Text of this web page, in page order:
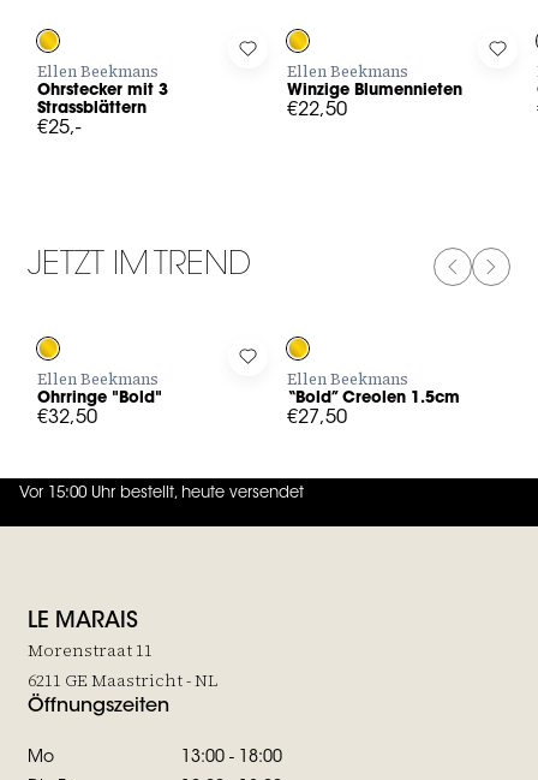
in to add Ohrstecker mit 3 Strassblättern to your wishlist
Ellen Beekmans
Ohrstecker mit 3
Strassblättern
€25,-
Log in to add Winzige
Ellen Beekmans
Winzige Blumennieten
€22,50
Log
JETZT IM TREND
in to add Ohrringe "Bold" to your wishlist
Ellen Beekmans
Ohrringe "Bold"
€32,50
Log in to add “Bold” Creolen
Ellen Beekmans
“Bold” Creolen 1.5cm
€27,50
Vor 15:00 Uhr bestellt, heute versendet
4.7 von5 (130 Bewertungen
LE MARAIS
Morenstraat 11
6211 GE Maastricht - NL
Öffnungszeiten
Mo
13:00 - 18:00